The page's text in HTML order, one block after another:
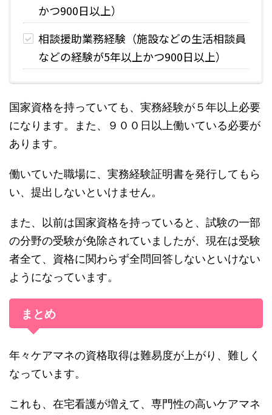
かつ900日以上）
相談援助業務経験（施設などの生活相談員
などの経験が5年以上かつ900日以上）
国家資格を持っていても、実務経験が５年以上必要
になります。また、９００日以上働いている必要が
あります。
働いていた職場に、実務経験証明書を発行してもら
い、提出しないといけません。
また、以前は国家資格を持っていると、試験の一部
の分野の受験が免除されていましたが、現在は受験
者全て、資格に関わらず全問回答しないといけない
ようになっています。
まとめ
年々ケアマネの資格取得は難易度が上がり、難しく
なっています。
これも、在宅看護が増えて、専門性の高いケアマネ